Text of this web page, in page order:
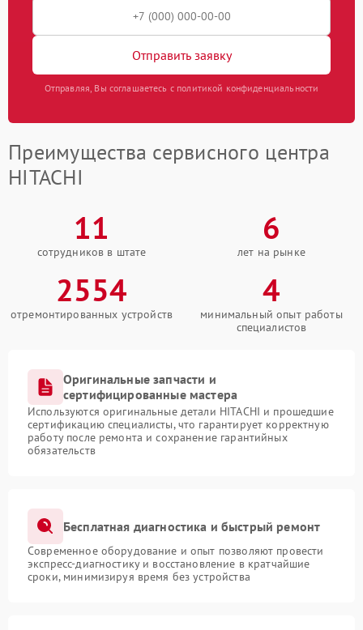
Отправить заявку
Отправляя, Вы соглашаетесь с политикой конфиденциальности
Преимущества сервисного центра
HITACHI
11
сотрудников в штате
6
лет на рынке
2554
отремонтированных устройств
4
минимальный опыт работы
специалистов
Оригинальные запчасти и
сертифицированные мастера
Используются оригинальные детали HITACHI и прошедшие
сертификацию специалисты, что гарантирует корректную
работу после ремонта и сохранение гарантийных
обязательств
Бесплатная диагностика и быстрый ремонт
Современное оборудование и опыт позволяют провести
экспресс-диагностику и восстановление в кратчайшие
сроки, минимизируя время без устройства